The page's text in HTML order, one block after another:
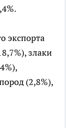
экспорта
злаки
(2,8%),